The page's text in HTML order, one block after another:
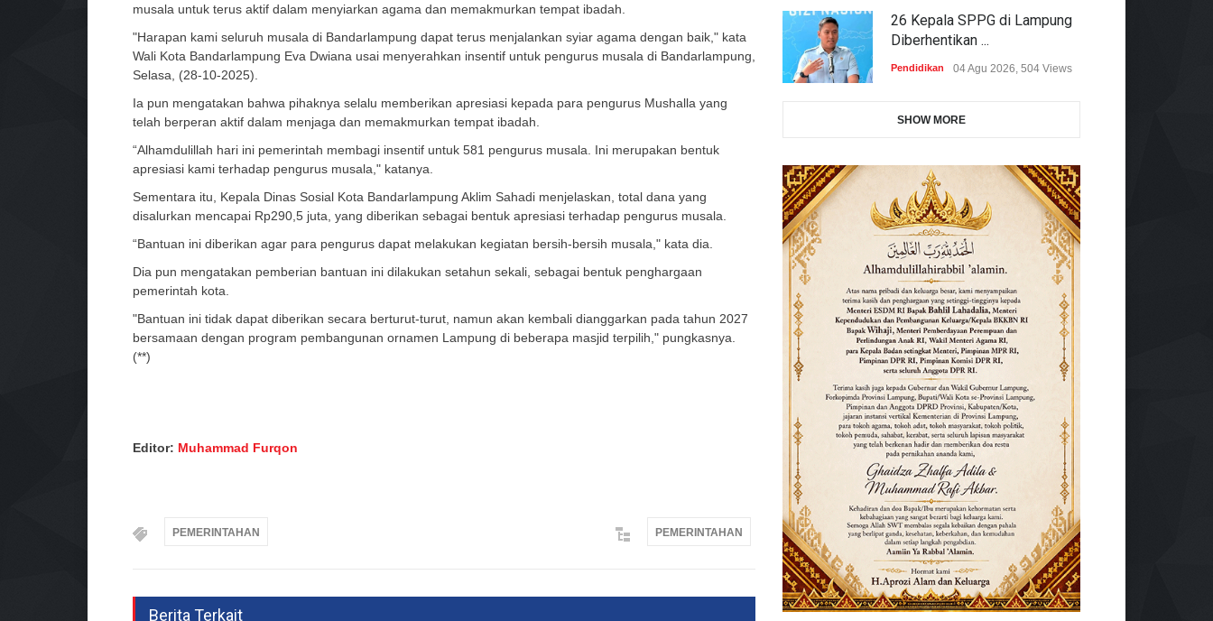
musala untuk terus aktif dalam menyiarkan agama dan memakmurkan tempat ibadah.
"Harapan kami seluruh musala di Bandarlampung dapat terus menjalankan syiar agama dengan baik," kata
Wali Kota Bandarlampung Eva Dwiana usai menyerahkan insentif untuk pengurus musala di Bandarlampung,
Selasa, (28-10-2025).
Ia pun mengatakan bahwa pihaknya selalu memberikan apresiasi kepada para pengurus Mushalla yang
telah berperan aktif dalam menjaga dan memakmurkan tempat ibadah.
“Alhamdulillah hari ini pemerintah membagi insentif untuk 581 pengurus musala. Ini merupakan bentuk
apresiasi kami terhadap pengurus musala," katanya.
Sementara itu, Kepala Dinas Sosial Kota Bandarlampung Aklim Sahadi menjelaskan, total dana yang
disalurkan mencapai Rp290,5 juta, yang diberikan sebagai bentuk apresiasi terhadap pengurus musala.
“Bantuan ini diberikan agar para pengurus dapat melakukan kegiatan bersih-bersih musala," kata dia.
Dia pun mengatakan pemberian bantuan ini dilakukan setahun sekali, sebagai bentuk penghargaan
pemerintah kota.
"Bantuan ini tidak dapat diberikan secara berturut-turut, namun akan kembali dianggarkan pada tahun 2027
bersamaan dengan program pembangunan ornamen Lampung di beberapa masjid terpilih," pungkasnya.
(**)
Editor: Muhammad Furqon
PEMERINTAHAN PEMERINTAHAN
Berita Terkait
26 Kepala SPPG di Lampung
Diberhentikan ...
Pendidikan 04 Agu 2026, 504 Views
SHOW MORE